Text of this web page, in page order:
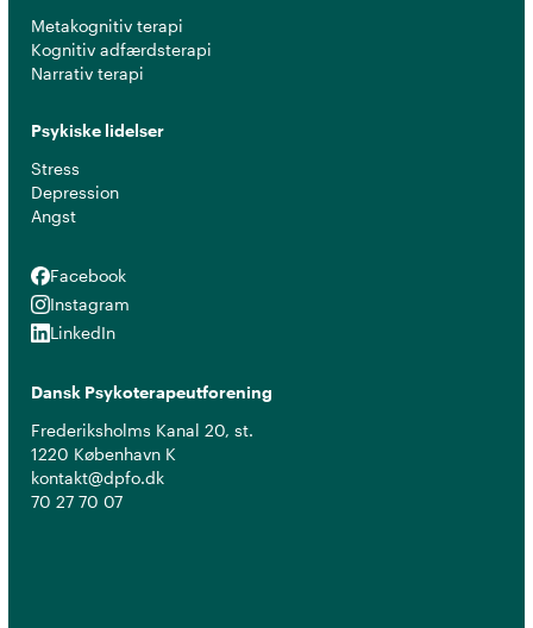
Metakognitiv terapi
Kognitiv adfærdsterapi
Narrativ terapi
Psykiske lidelser
Stress
Depression
Angst
Facebook
Facebook
Instagram
Instagram
LinkedIn
LinkedIn
Dansk Psykoterapeutforening
Frederiksholms Kanal 20, st.
1220 København K
kontakt@dpfo.dk
70 27 70 07